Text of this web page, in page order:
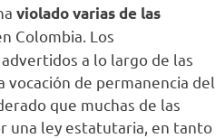
violado varias de las
Colombia. Los
a lo largo de las
vocación de permanencia del
que muchas de las
una ley estatutaria, en tanto